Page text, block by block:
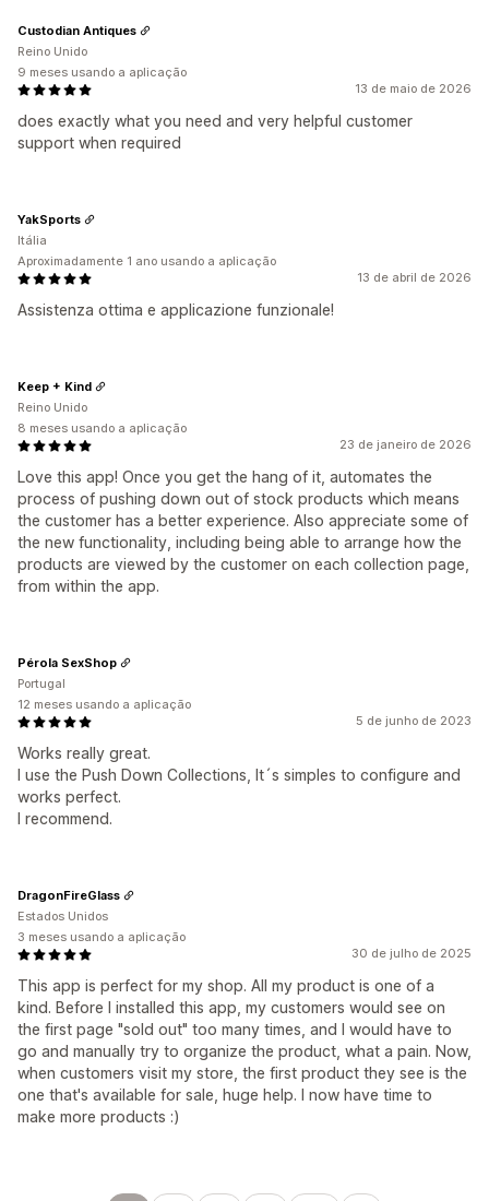
13 de maio de 2026
does exactly what you need and very helpful customer
support when required
Custodian Antiques
Reino Unido
9 meses usando a aplicação
13 de abril de 2026
Assistenza ottima e applicazione funzionale!
YakSports
Itália
Aproximadamente 1 ano usando a aplicação
23 de janeiro de 2026
Love this app! Once you get the hang of it, automates the
process of pushing down out of stock products which means
the customer has a better experience. Also appreciate some of
the new functionality, including being able to arrange how the
products are viewed by the customer on each collection page,
from within the app.
Keep + Kind
Reino Unido
8 meses usando a aplicação
5 de junho de 2023
Works really great.
I use the Push Down Collections, It´s simples to configure and
works perfect.
I recommend.
Pérola SexShop
Portugal
12 meses usando a aplicação
30 de julho de 2025
This app is perfect for my shop. All my product is one of a
kind. Before I installed this app, my customers would see on
the first page "sold out" too many times, and I would have to
go and manually try to organize the product, what a pain. Now,
when customers visit my store, the first product they see is the
one that's available for sale, huge help. I now have time to
make more products :)
DragonFireGlass
Estados Unidos
3 meses usando a aplicação